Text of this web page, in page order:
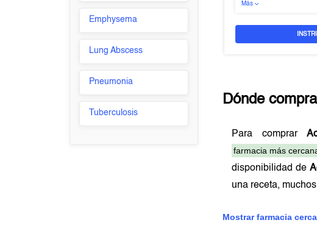
Emphysema
Lung Abscess
Pneumonia
Tuberculosis
Más
Dónde
Para comprar
farmacia más
disponibilidad de
una receta,
Mostrar farmacia